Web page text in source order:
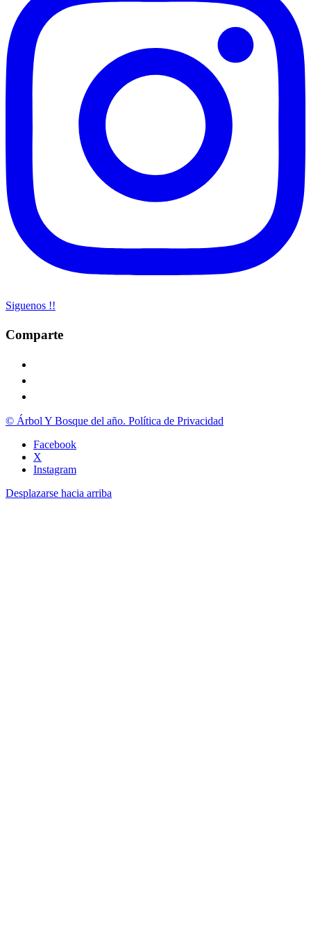
Siguenos !!
Comparte
© Árbol Y Bosque del año. Política de Privacidad
Facebook
X
Instagram
Desplazarse hacia arriba